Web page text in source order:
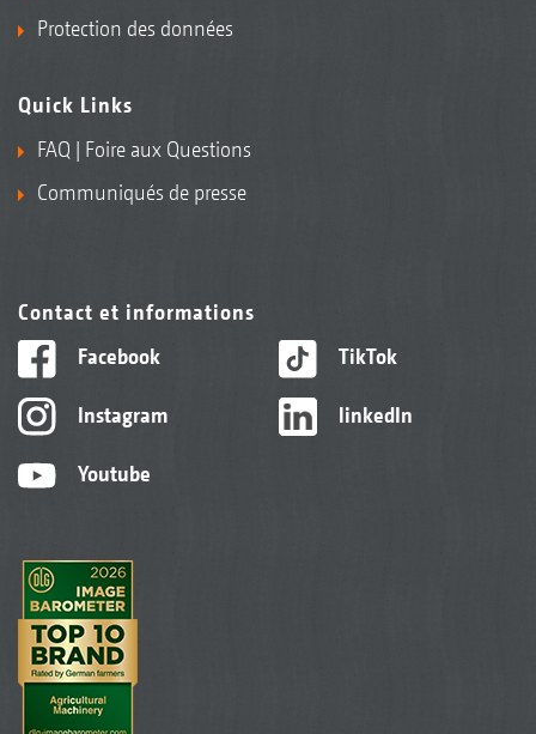
Rouleau Matrix KWM 650 mm
Rouleau Disc DW 600 mm
Rouleau Double-Disc DDW 600 mm
Protection des données
Quick Links
FAQ | Foire aux Questions
Communiqués de presse
Contact et informations
Facebook
Instagram
Youtube
TikTok
linkedIn